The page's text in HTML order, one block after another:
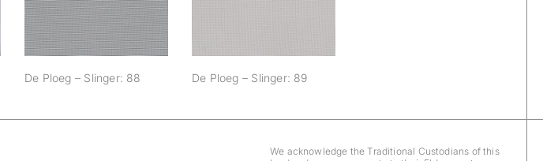
De Ploeg – Slinger: 88 De Ploeg – Slinger: 89
We acknowledge the Traditional Custodians of this